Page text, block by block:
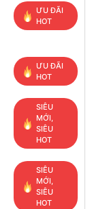
ƯU ĐÃI
HOT
ƯU ĐÃI
HOT
SIÊU
MỚI,
SIÊU
HOT
SIÊU
MỚI,
SIÊU
HOT